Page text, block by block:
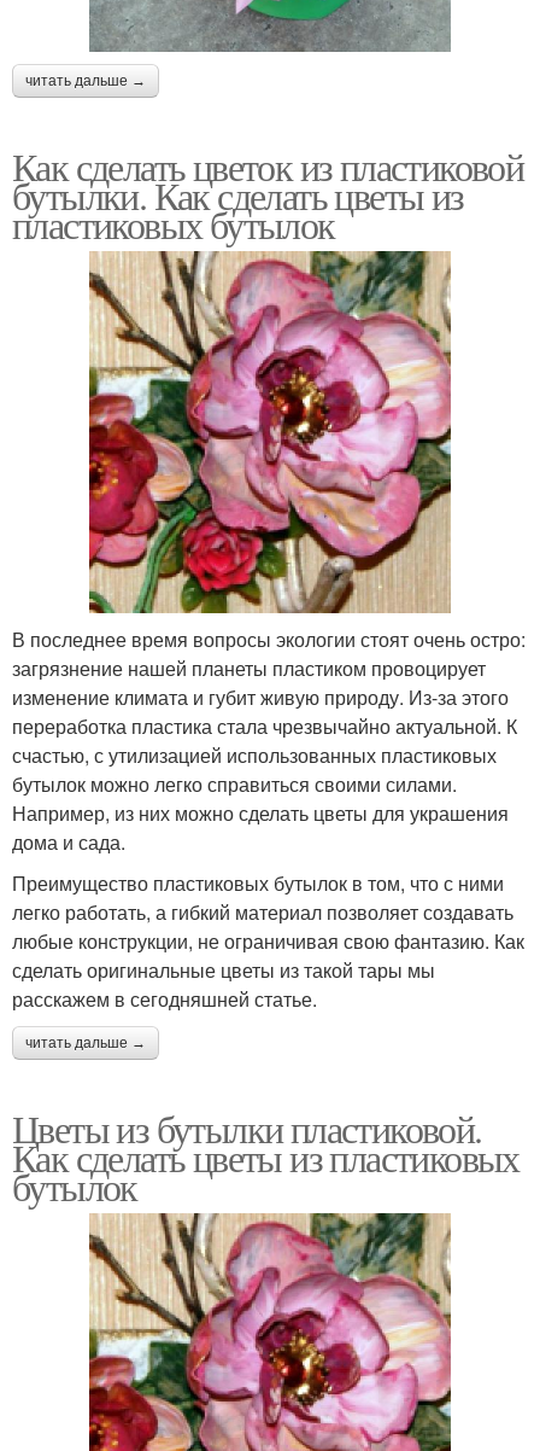
читать дальше →
Как сделать цветок из пластиковой
бутылки. Как сделать цветы из
пластиковых бутылок
В последнее время вопросы экологии стоят очень остро:
загрязнение нашей планеты пластиком провоцирует
изменение климата и губит живую природу. Из-за этого
переработка пластика стала чрезвычайно актуальной. К
счастью, с утилизацией использованных пластиковых
бутылок можно легко справиться своими силами.
Например, из них можно сделать цветы для украшения
дома и сада.
Преимущество пластиковых бутылок в том, что с ними
легко работать, а гибкий материал позволяет создавать
любые конструкции, не ограничивая свою фантазию. Как
сделать оригинальные цветы из такой тары мы
расскажем в сегодняшней статье.
читать дальше →
Цветы из бутылки пластиковой.
Как сделать цветы из пластиковых
бутылок